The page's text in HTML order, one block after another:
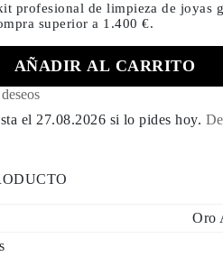
profesional de limpieza de joyas
superior a 1.400 €.
AÑADIR AL CARRITO
el 27.08.2026 si lo pides hoy.
Oro